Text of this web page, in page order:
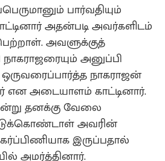
பார்வதியும்
அதன்படி அவர்களிடம்
அவளுக்குத்
அனுப்பி
நாகராஜன்
என அடையாளம் காட்டினார்.
தனக்கு வேலை
அவரின்
இருப்பதால்
அமர்த்தினார்.